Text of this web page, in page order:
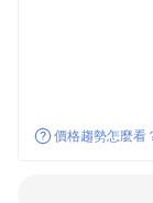
價格趨勢怎麼看